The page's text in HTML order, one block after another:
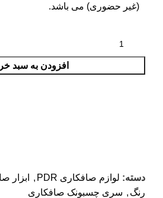
(غیر حضوری) می باشد.
افزودن به سبد
دسته: لوازم صافکاری PDR ,
ابزار
رنگ , سری چسبونک صافکاری